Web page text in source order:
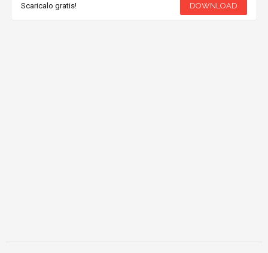
Scaricalo gratis! DOWNLOAD